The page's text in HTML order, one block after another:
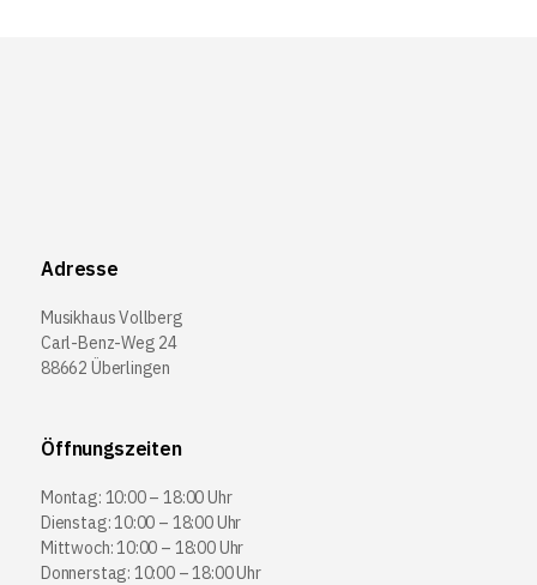
Adresse
Musikhaus Vollberg
Carl-Benz-Weg 24
88662 Überlingen
Öffnungszeiten
Montag: 10:00 – 18:00 Uhr
Dienstag: 10:00 – 18:00 Uhr
Mittwoch: 10:00 – 18:00 Uhr
Donnerstag: 10:00 – 18:00 Uhr